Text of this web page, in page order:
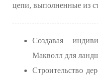
цепи, выполненные из
Создавая
Макволл для
Строительство